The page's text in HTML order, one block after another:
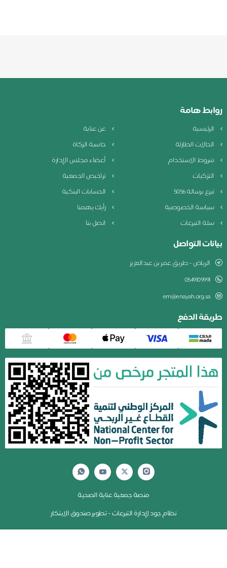
هامة
عن عناية
الطارئة
حاسبة الزكاة
الاستخدام
أعضاء مجلس الإدارة
تراخيص الجمعية
برسالة 5056
الحسابات البنكية
الخصوصية
رأيك يهمنا
التبرعات
اتصل بنا
التواصل
الرياض - طريق عمر بن عبدالعزيز
0549109991
em@enayah.org.sa
الدفع
منصة جمعية عناية الصحية
نظام جود لإدارة التبرعات - تطوير صندوق الابتكار